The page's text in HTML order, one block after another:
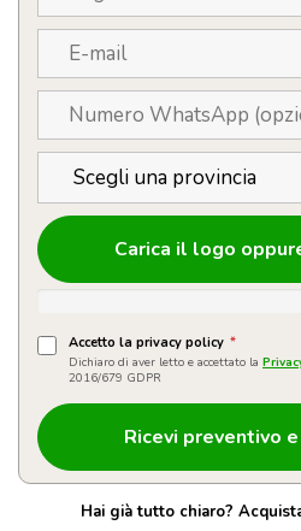
Carica il logo
Accetto la privacy policy *
Dichiaro di aver letto e accettato la
2016/679 GDPR
Hai già tutto chiaro?